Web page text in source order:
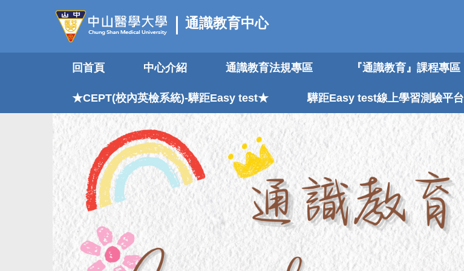
要
通識教育中心
回首頁 中心介紹 通識教育法規專區 『通識教育』課程專區
★CEPT(校內英檢系統)-驊距Easy test★ 驊距Easy test線上學習測驗平台